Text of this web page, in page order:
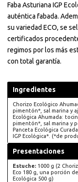
Faba Asturiana IGP
auténtica fabada.
su variedad ECO, se
certificados
regimos por los más
con total garantía.
Ingredientes
Chorizo Ecológico
pimentón*, sal marina y
Ecológica Ahumada:
pimentón*, sal marina y
Panceta Ecológica
IGP Ecológica*. (*de
Presentaciones
Estuche: 1000 g (2
Eco 180 g, una porción
Ecológica 500 g)